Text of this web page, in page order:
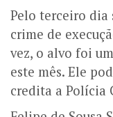
Pelo terceiro dia
crime de
vez, o alvo foi
este mês. Ele
credita a Polícia